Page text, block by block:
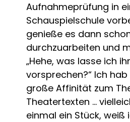
Aufnahmeprüfung in
Schauspielschule
genieße es dann
durchzuarbeiten und
„Hehe, was lasse ich
vorsprechen?“ Ich
große Affinität zum
Theatertexten …
einmal ein Stück, weiß